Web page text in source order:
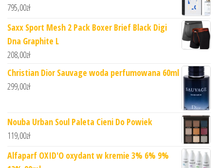
795,00zł
Saxx Sport Mesh 2 Pack Boxer Brief Black Digi
Dna Graphite L
208,00zł
Christian Dior Sauvage woda perfumowana 60ml
299,00zł
Nouba Urban Soul Paleta Cieni Do Powiek
119,00zł
Alfaparf OXID'O oxydant w kremie 3% 6% 9%